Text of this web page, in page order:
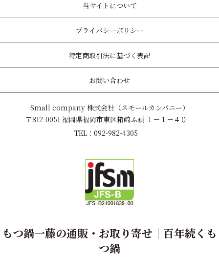
当サイトについて
プライバシーポリシー
特定商取引法に基づく表記
お問い合わせ
Small company 株式会社（スモールカンパニー）
〒812-0051 福岡県福岡市東区箱崎ふ頭 １－１－４０
TEL：092-982-4305
もつ鍋一藤の通販・お取り寄せ｜百年続くも
つ鍋